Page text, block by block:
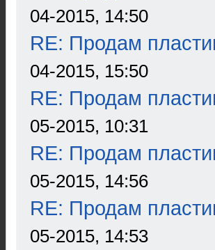
04-2015, 14:50
RE: Продам
04-2015, 15:50
RE: Продам
05-2015, 10:31
RE: Продам
05-2015, 14:56
RE: Продам
05-2015, 14:53